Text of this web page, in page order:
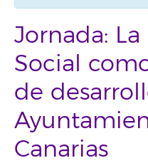
Jornada:
Social
de
Canarias